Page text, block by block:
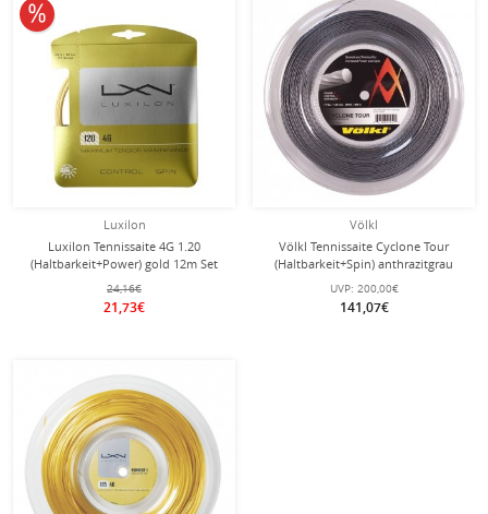
Luxilon
Luxilon Tennissaite 4G 1.20
(Haltbarkeit+Power) gold 12m Set
24,16€
21,73€
10% reduziert
Völkl
Völkl Tennissaite Cyclone Tour
(Haltbarkeit+Spin) anthrazitgrau
200m Rolle
UVP: 200,00€
141,07€